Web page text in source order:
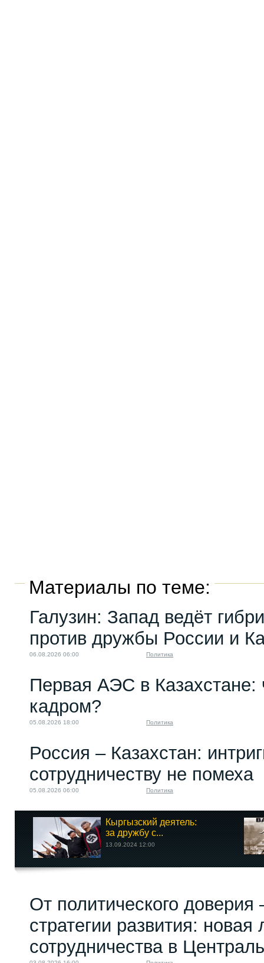
Материалы по теме:
Галузин: Запад ведёт
против дружбы России и
06.08.2026 06:00 Политика
Первая АЭС в Казахстане:
кадром?
05.08.2026 18:00 Политика
Россия – Казахстан:
сотрудничеству не помеха
05.08.2026 06:00 Политика
Кыргызский деятель:
за дружбу с...
13.09.2024 12:00
От политического
стратегии развития: новая
сотрудничества в